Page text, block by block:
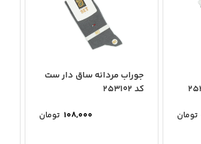
تومان
جوراب مردانه ساق دار ست
کد 253102
۱۰۸,۰۰۰ تومان